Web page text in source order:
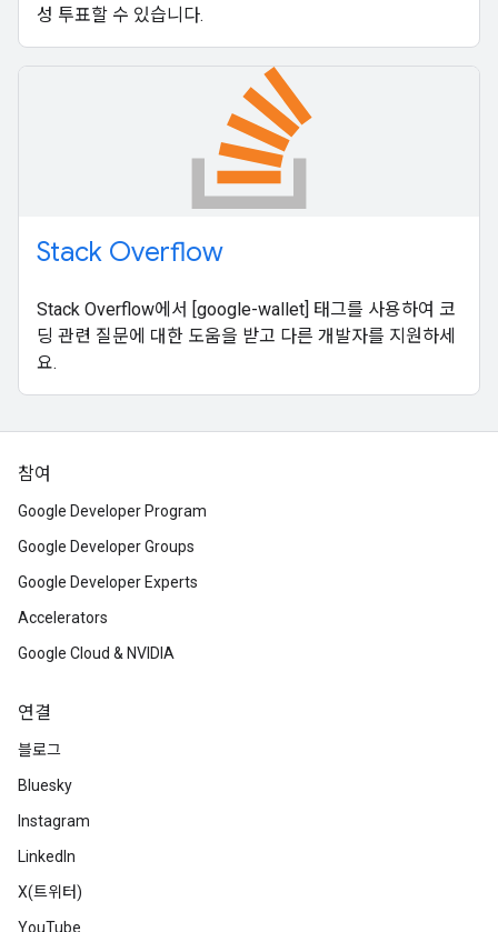
성 투표할 수 있습니다.
Stack Overflow
Stack Overflow에서 [google-wallet] 태그를 사용하여 코
딩 관련 질문에 대한 도움을 받고 다른 개발자를 지원하세
요.
참여
Google Developer Program
Google Developer Groups
Google Developer Experts
Accelerators
Google Cloud & NVIDIA
연결
블로그
Bluesky
Instagram
LinkedIn
X(트위터)
YouTube